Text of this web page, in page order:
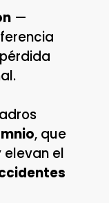
—
, que
el